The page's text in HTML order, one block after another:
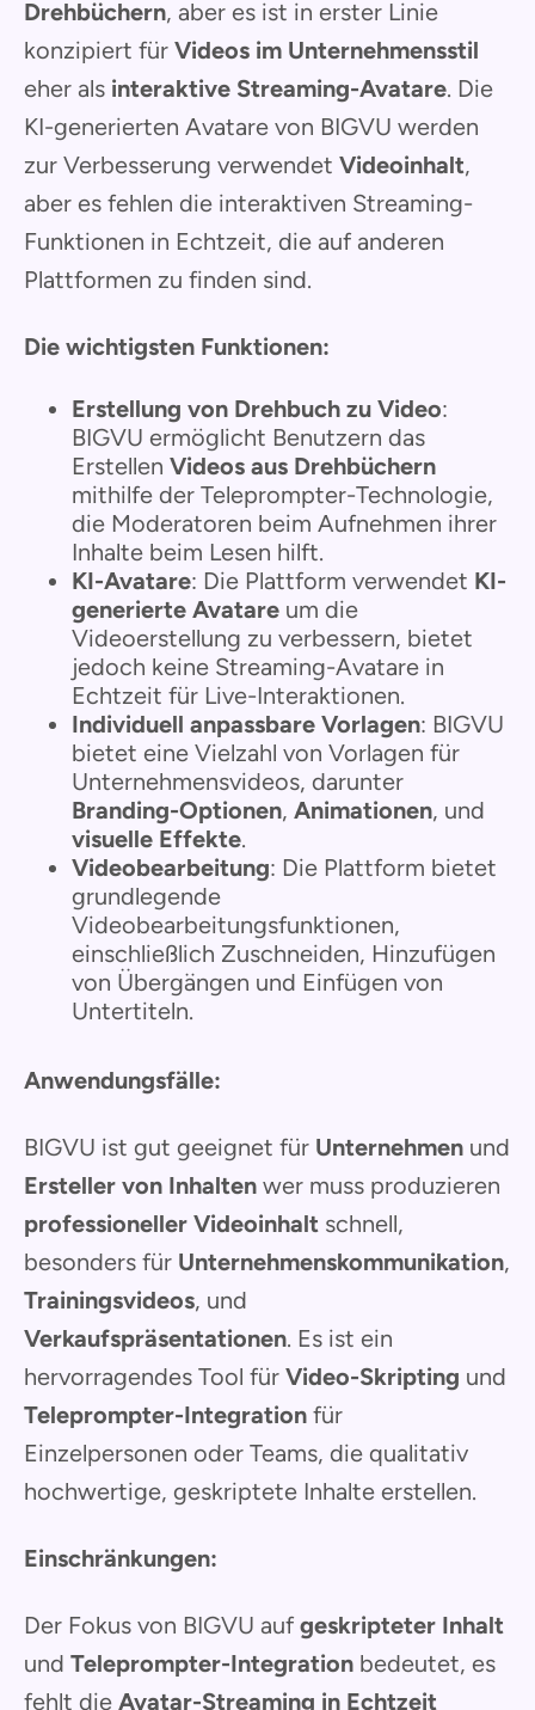
Drehbüchern, aber es ist in erster Linie
konzipiert für Videos im Unternehmensstil
eher als interaktive Streaming-Avatare. Die
KI-generierten Avatare von BIGVU werden
zur Verbesserung verwendet Videoinhalt,
aber es fehlen die interaktiven Streaming-
Funktionen in Echtzeit, die auf anderen
Plattformen zu finden sind.
Die wichtigsten Funktionen:
Erstellung von Drehbuch zu Video:
BIGVU ermöglicht Benutzern das
Erstellen Videos aus Drehbüchern
mithilfe der Teleprompter-Technologie,
die Moderatoren beim Aufnehmen ihrer
Inhalte beim Lesen hilft.
KI-Avatare: Die Plattform verwendet KI-
generierte Avatare um die
Videoerstellung zu verbessern, bietet
jedoch keine Streaming-Avatare in
Echtzeit für Live-Interaktionen.
Individuell anpassbare Vorlagen: BIGVU
bietet eine Vielzahl von Vorlagen für
Unternehmensvideos, darunter
Branding-Optionen, Animationen, und
visuelle Effekte.
Videobearbeitung: Die Plattform bietet
grundlegende
Videobearbeitungsfunktionen,
einschließlich Zuschneiden, Hinzufügen
von Übergängen und Einfügen von
Untertiteln.
Anwendungsfälle:
BIGVU ist gut geeignet für Unternehmen und
Ersteller von Inhalten wer muss produzieren
professioneller Videoinhalt schnell,
besonders für Unternehmenskommunikation,
Trainingsvideos, und
Verkaufspräsentationen. Es ist ein
hervorragendes Tool für Video-Skripting und
Teleprompter-Integration für
Einzelpersonen oder Teams, die qualitativ
hochwertige, geskriptete Inhalte erstellen.
Einschränkungen:
Der Fokus von BIGVU auf geskripteter Inhalt
und Teleprompter-Integration bedeutet, es
fehlt die Avatar-Streaming in Echtzeit